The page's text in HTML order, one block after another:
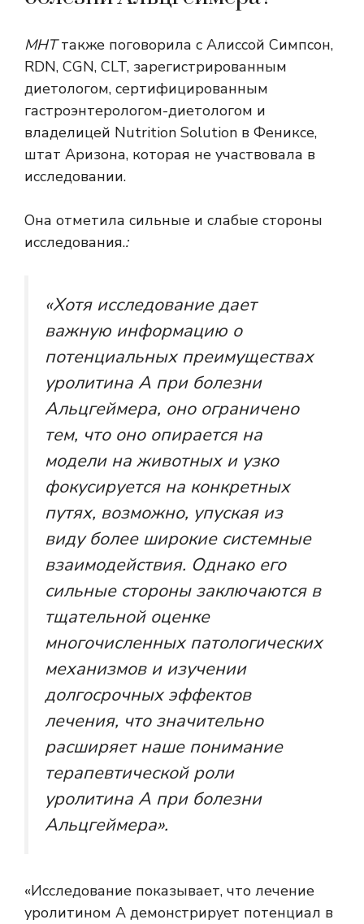
МНТтакже поговорила с Алиссой Симпсон,
RDN, CGN, CLT, зарегистрированным
диетологом, сертифицированным
гастроэнтерологом-диетологом и
владелицей Nutrition Solution в Фениксе,
штат Аризона, которая не участвовала в
исследовании.
Она отметила сильные и слабые стороны
исследования.:
«Хотя исследование дает
важную информацию о
потенциальных преимуществах
уролитина А при болезни
Альцгеймера, оно ограничено
тем, что оно опирается на
модели на животных и узко
фокусируется на конкретных
путях, возможно, упуская из
виду более широкие системные
взаимодействия. Однако его
сильные стороны заключаются в
тщательной оценке
многочисленных патологических
механизмов и изучении
долгосрочных эффектов
лечения, что значительно
расширяет наше понимание
терапевтической роли
уролитина А при болезни
Альцгеймера».
«Исследование показывает, что лечение
уролитином А демонстрирует потенциал в